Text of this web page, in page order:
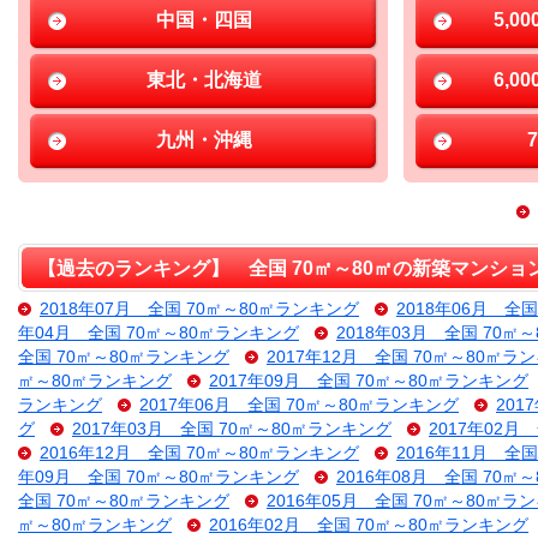
中国・四国
東北・北海道
九州・沖縄
【過去のランキング】 全国 70㎡～80㎡の新築マンショ
2018年07月 全国 70㎡～80㎡ランキング
2018年06月 全国
年04月 全国 70㎡～80㎡ランキング
2018年03月 全国 70㎡～
全国 70㎡～80㎡ランキング
2017年12月 全国 70㎡～80㎡ラン
㎡～80㎡ランキング
2017年09月 全国 70㎡～80㎡ランキング
ランキング
2017年06月 全国 70㎡～80㎡ランキング
グ
2017年03月 全国 70㎡～80㎡ランキング
2017年02月
2016年12月 全国 70㎡～80㎡ランキング
2016年11月 全国
年09月 全国 70㎡～80㎡ランキング
2016年08月 全国 70㎡～
全国 70㎡～80㎡ランキング
2016年05月 全国 70㎡～80㎡ラン
㎡～80㎡ランキング
2016年02月 全国 70㎡～80㎡ランキング